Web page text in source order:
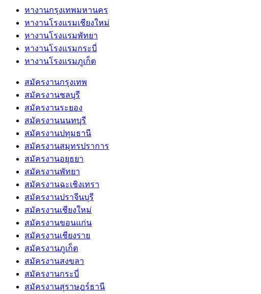
หางานกรุงเทพมหานคร
หางานโรงแรมเชียงใหม่
หางานโรงแรมพัทยา
หางานโรงแรมกระบี่
หางานโรงแรมภูเก็ต
สมัครงานกรุงเทพ
สมัครงานชลบุรี
สมัครงานระยอง
สมัครงานนนทบุรี
สมัครงานปทุมธานี
สมัครงานสมุทรปราการ
สมัครงานอยุธยา
สมัครงานพัทยา
สมัครงานฉะเชิงเทรา
สมัครงานปราจีนบุรี
สมัครงานเชียงใหม่
สมัครงานขอนแก่น
สมัครงานเชียงราย
สมัครงานภูเก็ต
สมัครงานสงขลา
สมัครงานกระบี่
สมัครงานสุราษฎร์ธานี